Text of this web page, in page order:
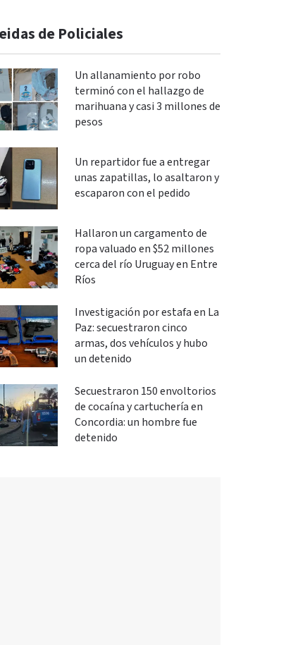
de Policiales
Un allanamiento por robo
terminó con el hallazgo de
marihuana y casi 3 millones de
pesos
Un repartidor fue a entregar
unas zapatillas, lo asaltaron y
escaparon con el pedido
Hallaron un cargamento de
ropa valuado en $52 millones
cerca del río Uruguay en Entre
Ríos
Investigación por estafa en La
Paz: secuestraron cinco
armas, dos vehículos y hubo
un detenido
Secuestraron 150 envoltorios
de cocaína y cartuchería en
Concordia: un hombre fue
detenido